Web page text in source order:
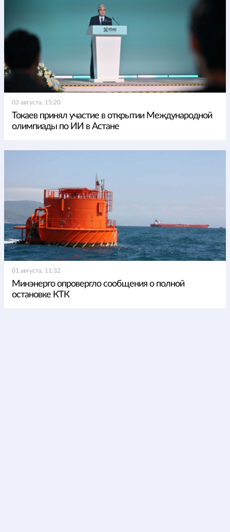
03 августа, 15:20
Токаев принял участие в открытии Международной
олимпиады по ИИ в Астане
01 августа, 11:32
Минэнерго опровергло сообщения о полной
остановке КТК